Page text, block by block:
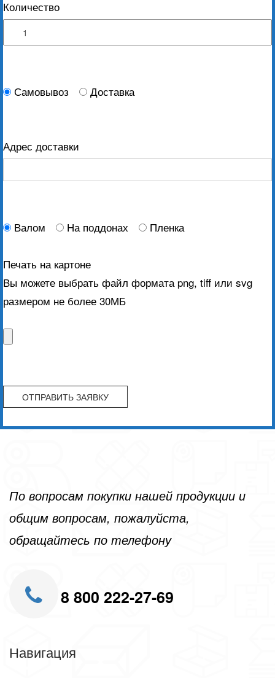
Количество
Самовывоз Доставка
Адрес доставки
Валом На поддонах Пленка
Печать на картоне
Вы можете выбрать файл формата png, tiff или svg
размером не более 30МБ
По вопросам покупки нашей продукции и
общим вопросам, пожалуйста,
обращайтесь по телефону
8 800 222-27-69
Навигация